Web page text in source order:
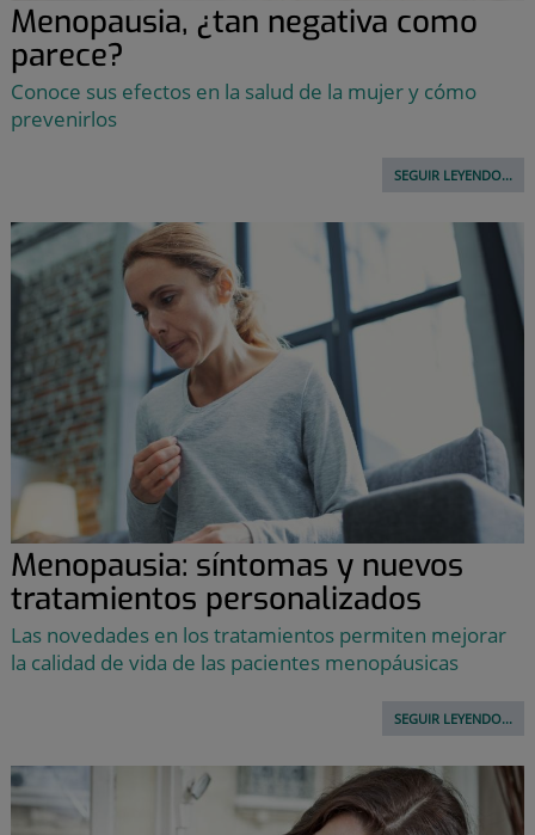
Menopausia, ¿tan negativa como
parece?
Conoce sus efectos en la salud de la mujer y cómo
prevenirlos
SEGUIR LEYENDO...
Menopausia: síntomas y nuevos
tratamientos personalizados
Las novedades en los tratamientos permiten mejorar
la calidad de vida de las pacientes menopáusicas
SEGUIR LEYENDO...